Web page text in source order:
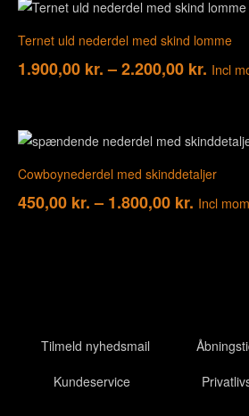
Ternet uld nederdel med skind lomme
1.900,00 kr. –2.200,00 kr. Incl
Cowboynederdel med skinddetaljer
450,00 kr. – 1.800,00 kr. Incl
Tilmeld nyhedsmail
Kundeservice